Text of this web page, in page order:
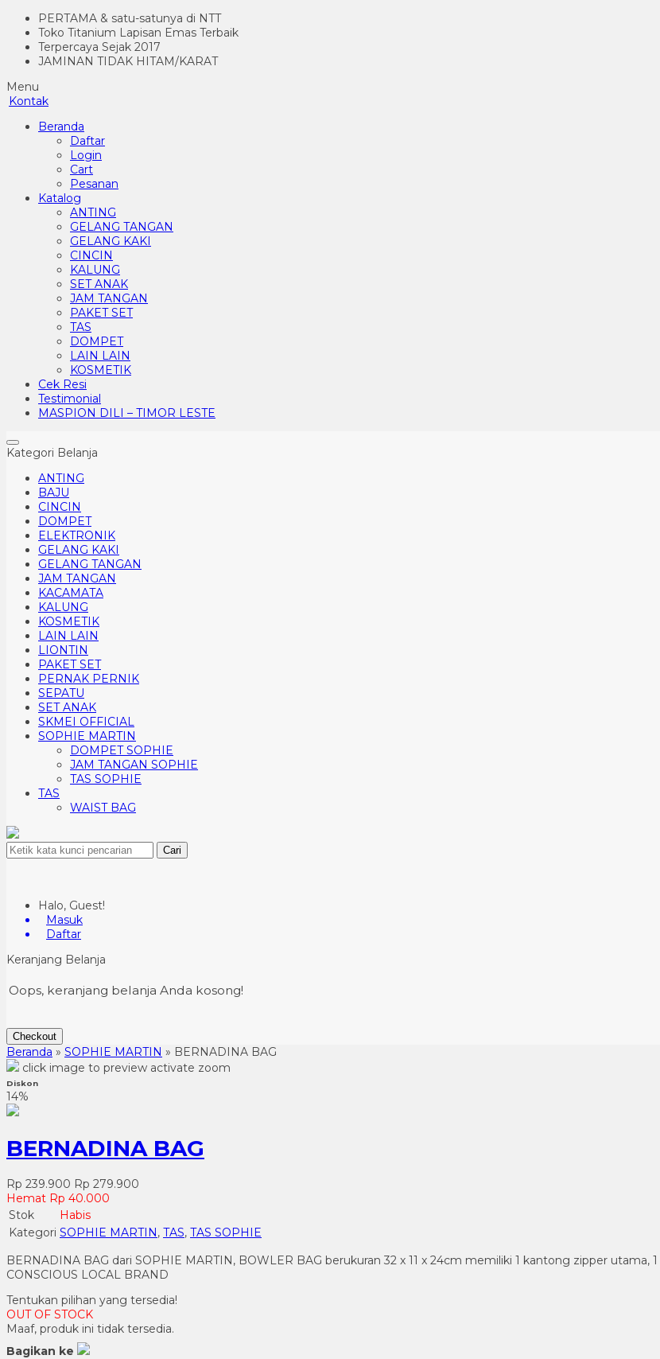
PERTAMA & satu-satunya di NTT
Toko Titanium Lapisan Emas Terbaik
Terpercaya Sejak 2017
JAMINAN TIDAK HITAM/KARAT
Menu
Kontak
Beranda
Daftar
Login
Cart
Pesanan
Katalog
ANTING
GELANG TANGAN
GELANG KAKI
CINCIN
KALUNG
SET ANAK
JAM TANGAN
PAKET SET
TAS
DOMPET
LAIN LAIN
KOSMETIK
Cek Resi
Testimonial
MASPION DILI – TIMOR LESTE
Kategori Belanja
ANTING
BAJU
CINCIN
DOMPET
ELEKTRONIK
GELANG KAKI
GELANG TANGAN
JAM TANGAN
KACAMATA
KALUNG
KOSMETIK
LAIN LAIN
LIONTIN
PAKET SET
PERNAK PERNIK
SEPATU
SET ANAK
SKMEI OFFICIAL
SOPHIE MARTIN
DOMPET SOPHIE
JAM TANGAN SOPHIE
TAS SOPHIE
TAS
WAIST BAG
Cari
Halo, Guest!
Masuk
Daftar
Keranjang Belanja
Oops, keranjang belanja Anda kosong!
Checkout
Beranda » SOPHIE MARTIN » BERNADINA BAG
click image to preview activate zoom
Diskon
14%
BERNADINA BAG
Rp 239.900 Rp 279.900
Hemat Rp 40.000
Stok
Habis
Kategori SOPHIE MARTIN, TAS, TAS SOPHIE
BERNADINA BAG dari SOPHIE MARTIN, BOWLER BAG berukuran 32 x 11 x 24cm memiliki 1 kantong zipper
CONSCIOUS LOCAL BRAND
Tentukan pilihan yang tersedia!
OUT OF STOCK
Maaf, produk ini tidak tersedia.
Bagikan ke